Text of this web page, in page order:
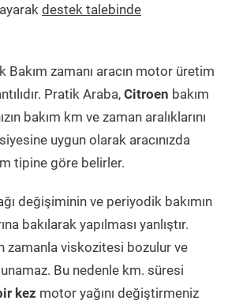
destek talebinde
Bakım zamanı aracın motor üretim
Pratik Araba, Citroen bakım
bakım km ve zaman aralıklarını
uygun olarak aracınızda
tipine göre belirler.
değişiminin ve periyodik bakımın
bakılarak yapılması yanlıştır.
zamanla viskozitesi bozulur ve
Bu nedenle km. süresi
kez motor yağını değiştirmeniz